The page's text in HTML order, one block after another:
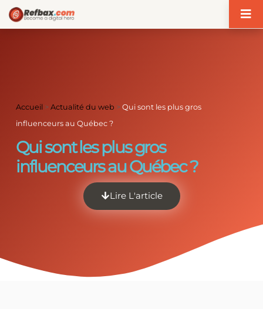
Accueil >Actualité du web >Qui sont les plus gros
influenceurs au Québec ?
Qui sont les plus gros
influenceurs au Québec ?
Lire L'article
Panneau de gestion des cookies